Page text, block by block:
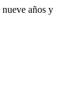
años y